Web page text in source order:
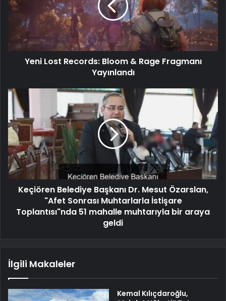
Yeni Lost Records: Bloom & Rage Fragmanı
Yayınlandı
Keçiören Belediye Başkanı Dr. Mesut Özarslan,
"Afet Sonrası Muhtarlarla İstişare
Toplantısı"nda 51 mahalle muhtarıyla bir araya
geldi
İlgili Makaleler
Kemal Kılıçdaroğlu,